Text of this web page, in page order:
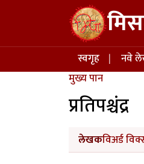
Skip to main content
Main navigation
स्वगृह नवे
मुख्य पान
प्रतिपश्चंद्र
लेखकविअर्ड